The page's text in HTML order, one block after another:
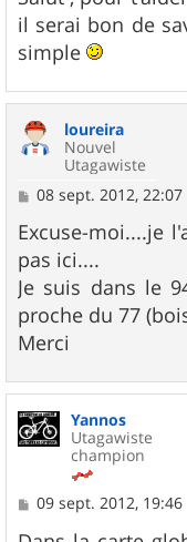
s
a
g
e
il serai bon de
simple
loureira
Nouvel
Utagawiste
M
s
s
a
g
e
08 sept. 2012, 22:07
Excuse-moi....je
pas ici....
Je suis dans le
proche du 77
Merci
Yannos
Utagawiste
champion
M
s
09 sept. 2012, 19:46